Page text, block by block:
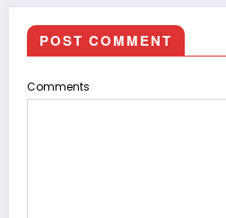
POST COMMENT
Comments